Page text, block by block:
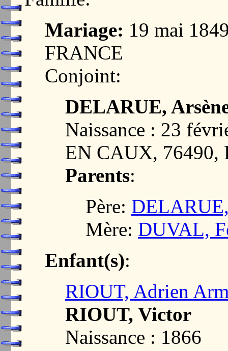
Mariage: 19 mai
FRANCE
Conjoint:
DELARUE,
Naissance : 23
EN CAUX, 76490,
Parents:
Père:
Mère: DUVAL,
Enfant(s):
RIOUT, Adrien
RIOUT, Victor
Naissance : 1866